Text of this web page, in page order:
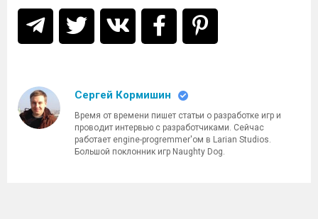
Сергей Кормишин
Время от времени пишет статьи о разработке игр и
проводит интервью с разработчиками. Сейчас
работает engine-progremmer'ом в Larian Studios.
Большой поклонник игр Naughty Dog.